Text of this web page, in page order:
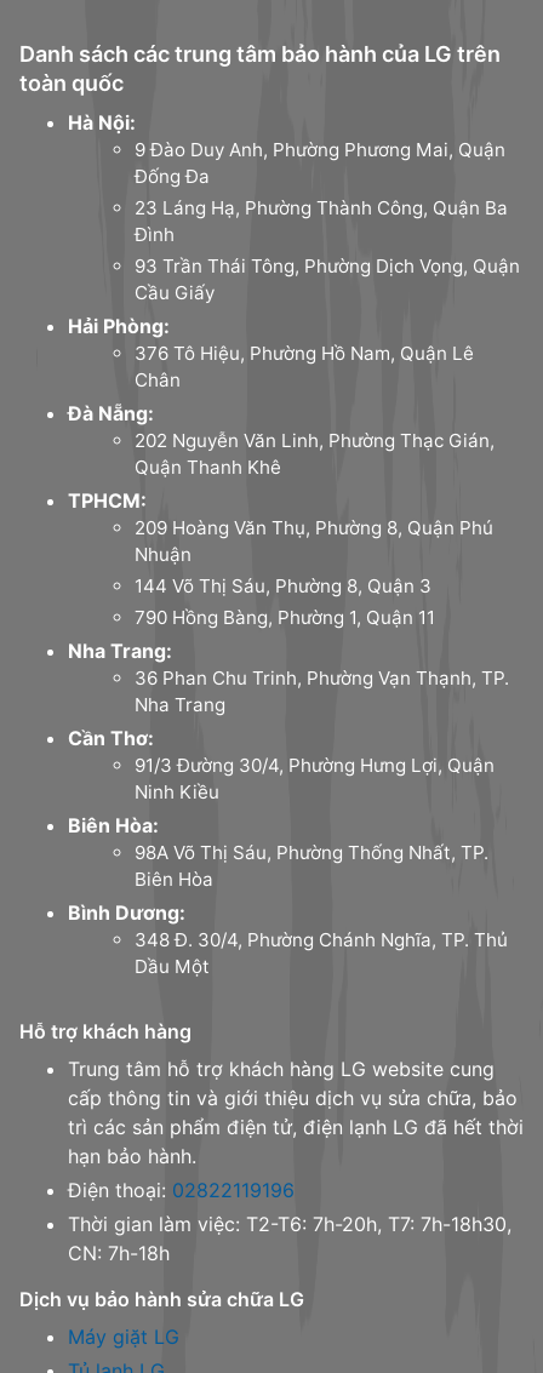
Danh sách các trung tâm bảo hành của LG trên
toàn quốc
Hà Nội:
9 Đào Duy Anh, Phường Phương Mai, Quận
Đống Đa
23 Láng Hạ, Phường Thành Công, Quận Ba
Đình
93 Trần Thái Tông, Phường Dịch Vọng, Quận
Cầu Giấy
Hải Phòng:
376 Tô Hiệu, Phường Hồ Nam, Quận Lê
Chân
Đà Nẵng:
202 Nguyễn Văn Linh, Phường Thạc Gián,
Quận Thanh Khê
TPHCM:
209 Hoàng Văn Thụ, Phường 8, Quận Phú
Nhuận
144 Võ Thị Sáu, Phường 8, Quận 3
790 Hồng Bàng, Phường 1, Quận 11
Nha Trang:
36 Phan Chu Trinh, Phường Vạn Thạnh, TP.
Nha Trang
Cần Thơ:
91/3 Đường 30/4, Phường Hưng Lợi, Quận
Ninh Kiều
Biên Hòa:
98A Võ Thị Sáu, Phường Thống Nhất, TP.
Biên Hòa
Bình Dương:
348 Đ. 30/4, Phường Chánh Nghĩa, TP. Thủ
Dầu Một
Hỗ trợ khách hàng
Trung tâm hỗ trợ khách hàng LG website cung
cấp thông tin và giới thiệu dịch vụ sửa chữa, bảo
trì các sản phẩm điện tử, điện lạnh LG đã hết thời
hạn bảo hành.
Điện thoại: 02822119196
Thời gian làm việc: T2-T6: 7h-20h, T7: 7h-18h30,
CN: 7h-18h
Dịch vụ bảo hành sửa chữa LG
Máy giặt LG